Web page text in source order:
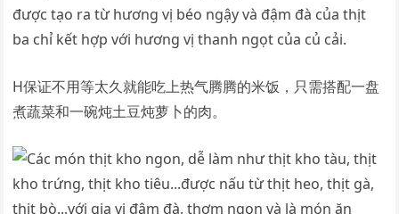
được tạo ra từ hương vị béo ngậy và đậm đà của thịt
ba chỉ kết hợp với hương vị thanh ngọt của củ cải.
H保证不用等太久就能吃上热气腾腾的米饭，只需搭配一盘
煮蔬菜和一碗炖土豆炖萝卜的肉。